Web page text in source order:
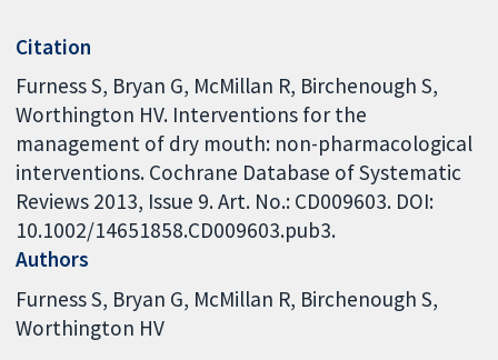
Citation
Furness S, Bryan G, McMillan R, Birchenough S,
Worthington HV. Interventions for the
management of dry mouth: non-pharmacological
interventions. Cochrane Database of Systematic
Reviews 2013, Issue 9. Art. No.: CD009603. DOI:
10.1002/14651858.CD009603.pub3.
Authors
Furness S Bryan G McMillan R Birchenough S
Worthington HV